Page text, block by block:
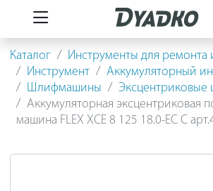
Каталог
Инструменты для ремонта
Инструмент
Аккумуляторный
Шлифмашины
Аккумуляторная эксцентриковая
машина FLEX XCE 8 125 18.0-EC C